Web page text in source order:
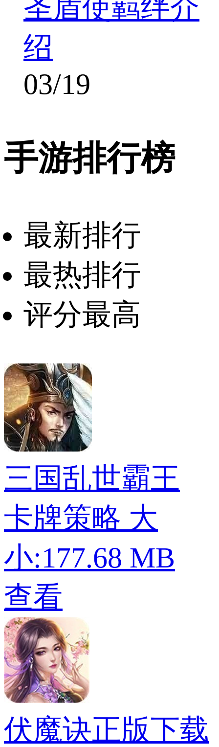
圣盾使羁绊介
绍
03/19
手游排行榜
最新排行
最热排行
评分最高
三国乱世霸王
卡牌策略 大
小:177.68 MB
查看
伏魔诀正版下载